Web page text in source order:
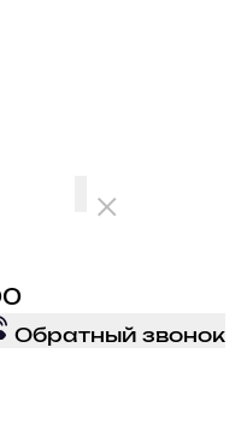
Обратный звонок